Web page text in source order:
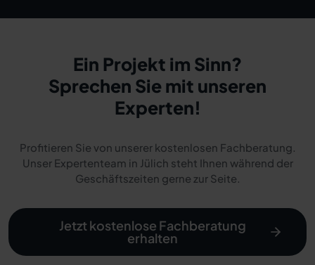
Ein Projekt im Sinn?
Sprechen Sie mit unseren
Experten!
Profitieren Sie von unserer kostenlosen Fachberatung.
Unser Expertenteam in Jülich steht Ihnen während der
Geschäftszeiten gerne zur Seite.
Jetzt kostenlose Fachberatung
erhalten